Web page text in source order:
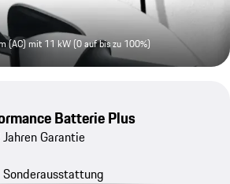
(AC) mit 11 kW (0 auf bis zu 100%)
Batterie Plus
Garantie
Sonderausstattung